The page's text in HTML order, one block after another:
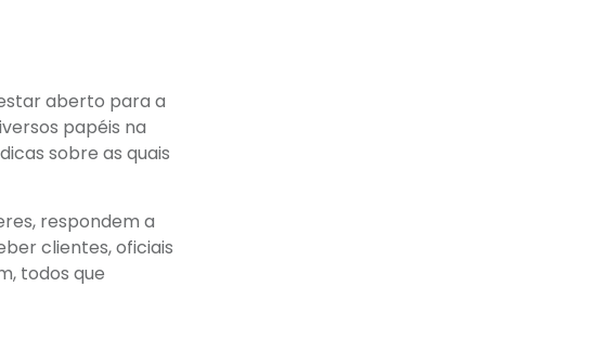
aberto para a
papéis na
sobre as quais
respondem a
clientes, oficiais
todos que